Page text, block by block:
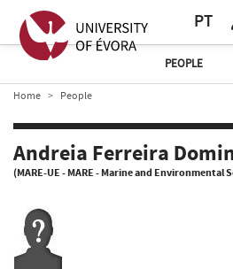
PT
PEOPLE
Home People
Andreia Ferreira
(MARE-UE - MARE - Marine and Environmental